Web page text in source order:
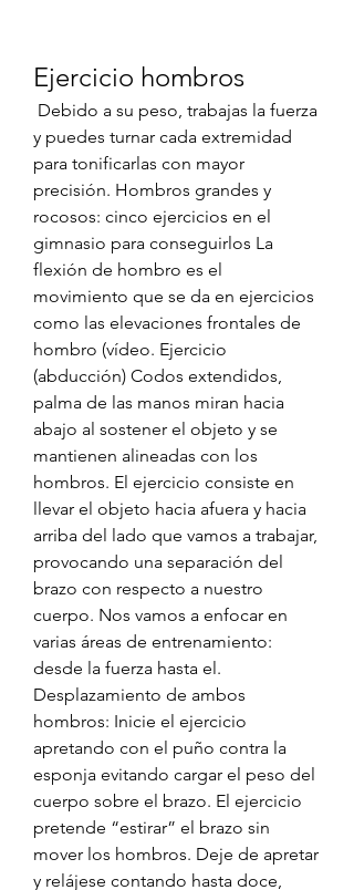
Ejercicio hombros
y puedes turnar cada extremidad
para tonificarlas con mayor
precisión. Hombros grandes y
rocosos: cinco ejercicios en el
gimnasio para conseguirlos La
flexión de hombro es el
movimiento que se da en ejercicios
como las elevaciones frontales de
hombro (vídeo. Ejercicio
(abducción) Codos extendidos,
palma de las manos miran hacia
abajo al sostener el objeto y se
mantienen alineadas con los
hombros. El ejercicio consiste en
llevar el objeto hacia afuera y hacia
arriba del lado que vamos a trabajar,
provocando una separación del
brazo con respecto a nuestro
cuerpo. Nos vamos a enfocar en
varias áreas de entrenamiento:
desde la fuerza hasta el.
Desplazamiento de ambos
hombros: Inicie el ejercicio
apretando con el puño contra la
esponja evitando cargar el peso del
cuerpo sobre el brazo. El ejercicio
pretende “estirar” el brazo sin
mover los hombros. Deje de apretar
y relájese contando hasta doce,